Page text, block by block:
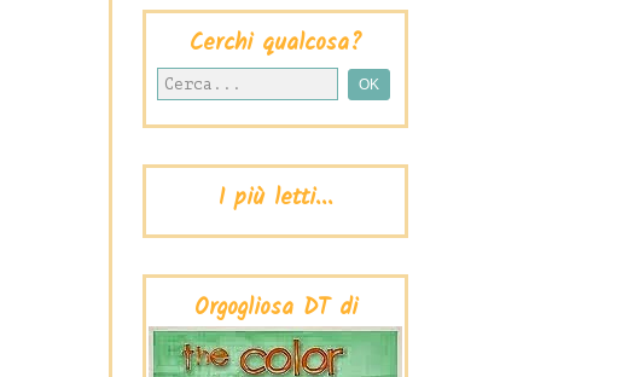
Cerchi qualcosa?
I più letti...
Orgogliosa DT di